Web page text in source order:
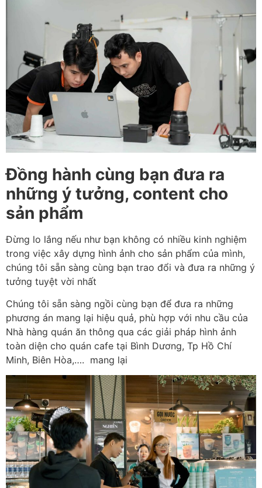
Đồng hành cùng bạn đưa ra
những ý tưởng, content cho
sản phẩm
Đừng lo lắng nếu như bạn không có nhiều kinh nghiệm
trong việc xây dựng hình ảnh cho sản phẩm của mình,
chúng tôi sẵn sàng cùng bạn trao đổi và đưa ra những ý
tưởng tuyệt vời nhất
Chúng tôi sẵn sàng ngồi cùng bạn để đưa ra những
phương án mang lại hiệu quả, phù hợp với nhu cầu của
Nhà hàng quán ăn thông qua các giải pháp hình ảnh
toàn diện cho quán cafe tại Bình Dương, Tp Hồ Chí
Minh, Biên Hòa,…. mang lại